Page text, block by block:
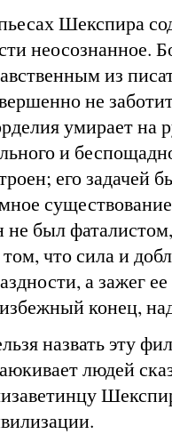
Шекспира
неосознанное.
из
не
умирает на
и
его задачей
не был
что сила и
а зажег
конец,
назвать эту
людей